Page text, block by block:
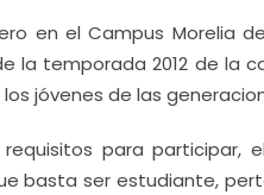
en el Campus Morelia
la temporada 2012 de la
los jóvenes de las
para participar,
basta ser estudiante,